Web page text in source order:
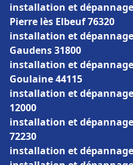
installation et
Pierre lès Elbeuf 76320
installation et
Gaudens 31800
installation et
Goulaine 44115
installation et
12000
installation et
72230
installation et